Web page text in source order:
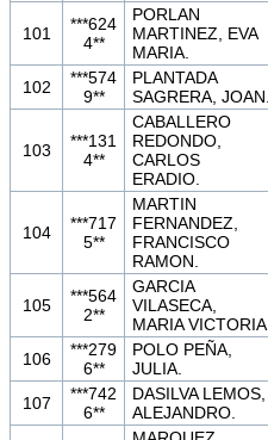
101
***624
4**
PORLAN
MARTINEZ, EVA
MARIA.
102
***574
9**
PLANTADA
SAGRERA, JOAN.
103
***131
4**
CABALLERO
REDONDO,
CARLOS
ERADIO.
104
***717
5**
MARTIN
FERNANDEZ,
FRANCISCO
RAMON.
105
***564
2**
GARCIA
VILASECA,
MARIA VICTORIA.
106
***279
6**
POLO PEÑA,
JULIA.
107
***742
6**
DASILVA LEMOS,
ALEJANDRO.